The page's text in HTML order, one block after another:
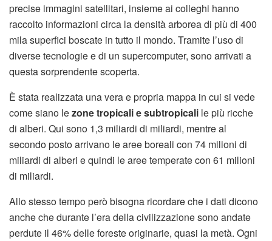
precise immagini satellitari, insieme ai colleghi hanno
raccolto informazioni circa la densità arborea di più di 400
mila superfici boscate in tutto il mondo. Tramite l’uso di
diverse tecnologie e di un supercomputer, sono arrivati a
questa sorprendente scoperta.
È stata realizzata una vera e propria mappa in cui si vede
come siano lezone tropicali e subtropicali le più ricche
di alberi. Qui sono 1,3 miliardi di miliardi, mentre al
secondo posto arrivano le aree boreali con 74 milioni di
miliardi di alberi e quindi le aree temperate con 61 milioni
di miliardi.
Allo stesso tempo però bisogna ricordare che i dati dicono
anche che durante l’era della civilizzazione sono andate
perdute il 46% delle foreste originarie, quasi la metà. Ogni